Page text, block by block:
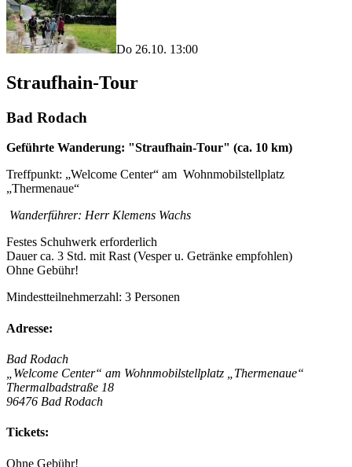
Do 26.10. 13:00
Straufhain-Tour
Bad Rodach
Geführte Wanderung: "Straufhain-Tour" (ca. 10 km)
Treffpunkt: „Welcome Center“ am Wohnmobilstellplatz
„Thermenaue“
Wanderführer: Herr Klemens Wachs
Festes Schuhwerk erforderlich
Dauer ca. 3 Std. mit Rast (Vesper u. Getränke empfohlen)
Ohne Gebühr!
Mindestteilnehmerzahl: 3 Personen
Adresse:
Bad Rodach
„Welcome Center“ am Wohnmobilstellplatz „Thermenaue“
Thermalbadstraße 18
96476 Bad Rodach
Tickets:
Ohne Gebühr!